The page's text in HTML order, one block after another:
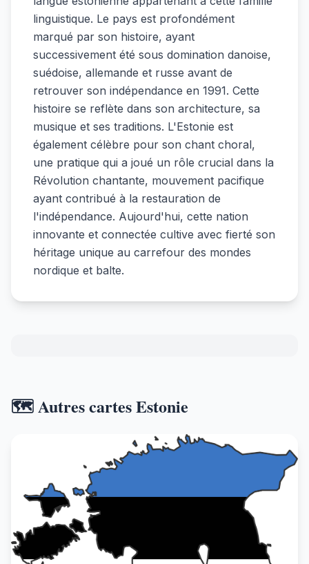
linguistique. Le pays est profondément
marqué par son histoire, ayant
successivement été sous domination danoise,
suédoise, allemande et russe avant de
retrouver son indépendance en 1991. Cette
histoire se reflète dans son architecture, sa
musique et ses traditions. L'Estonie est
également célèbre pour son chant choral,
une pratique qui a joué un rôle crucial dans la
Révolution chantante, mouvement pacifique
ayant contribué à la restauration de
l'indépendance. Aujourd'hui, cette nation
innovante et connectée cultive avec fierté son
héritage unique au carrefour des mondes
nordique et balte.
🗺️ Autres cartes Estonie